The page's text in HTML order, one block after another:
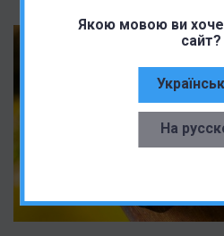
Якою мовою ви
сайт?
На